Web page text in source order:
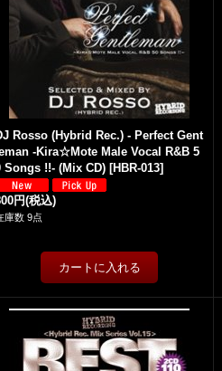
Rosso (Hybrid Rec.) - Perfect Gent
-Kira☆Mote Male Vocal R&B 5
Songs !!- (Mix CD) [HBR-013]
円(税込)
庫数 9点